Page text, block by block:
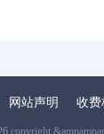
网站声明 收费
copyright